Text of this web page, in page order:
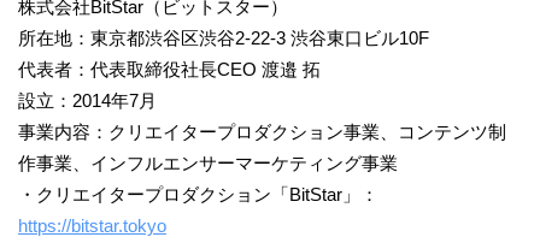
株式会社BitStar（ビットスター）
所在地：東京都渋谷区渋谷2-22-3 渋谷東口ビル10F
代表者：代表取締役社長CEO 渡邉 拓
設立：2014年7月
事業内容：クリエイタープロダクション事業、コンテンツ制
作事業、インフルエンサーマーケティング事業
・クリエイタープロダクション「BitStar」：
https://bitstar.tokyo